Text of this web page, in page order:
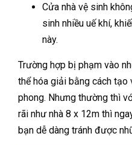
Cửa nhà vệ sinh
sinh nhiều uế khí,
này.
Trường hợp bị phạm vào
thể hóa giải bằng cách tạo
phong. Nhưng thường thì
rãi như nhà 8 x 12m thì
bạn dễ dàng tránh được